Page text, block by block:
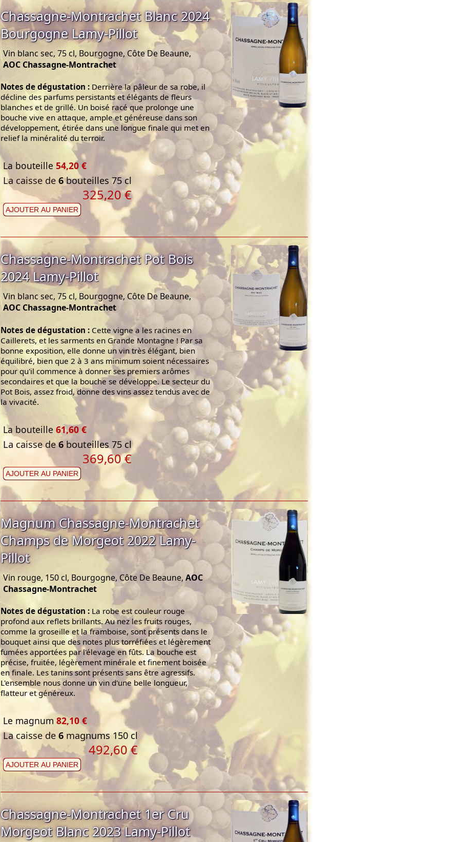
Chassagne-Montrachet Blanc 2024
Bourgogne Lamy-Pillot
Vin blanc sec, 75 cl, Bourgogne, Côte De Beaune,
AOC Chassagne-Montrachet
Notes de dégustation : Derrière la pâleur de sa robe, il
décline des parfums persistants et élégants de fleurs
blanches et de grillé. Un boisé racé que prolonge une
bouche vive en attaque, ample et généreuse dans son
développement, étirée dans une longue finale qui met en
relief la minéralité du terroir.
La bouteille 54,20 €
La caisse de 6bouteilles 75 cl
325,20 €
AJOUTER AU PANIER
Chassagne-Montrachet Pot Bois
2024 Lamy-Pillot
Vin blanc sec, 75 cl, Bourgogne, Côte De Beaune,
AOC Chassagne-Montrachet
Notes de dégustation : Cette vigne a les racines en
Caillerets, et les sarments en Grande Montagne ! Par sa
bonne exposition, elle donne un vin très élégant, bien
équilibré, bien que 2 à 3 ans minimum soient nécessaires
pour qu'il commence à donner ses premiers arômes
secondaires et que la bouche se développe. Le secteur du
Pot Bois, assez froid, donne des vins assez tendus avec de
la vivacité.
La bouteille 61,60 €
La caisse de6 bouteilles 75 cl
369,60 €
AJOUTER AU PANIER
Magnum Chassagne-Montrachet
Champs de Morgeot 2022 Lamy-
Pillot
Vin rouge, 150 cl, Bourgogne, Côte De Beaune, AOC
Chassagne-Montrachet
Notes de dégustation : La robe est couleur rouge
profond aux reflets brillants. Au nez les fruits rouges,
comme la groseille et la framboise, sont présents dans le
bouquet ainsi que des notes plus torréfiées et légèrement
fumées apportées par l'élevage en fûts. La bouche est
précise, fruitée, légèrement minérale et finement boisée
en finale. Les tanins sont présents sans être agressifs.
L'ensemble nous donne un vin d'une belle longueur,
flatteur et généreux.
Le magnum 82,10 €
La caisse de 6 magnums 150 cl
492,60 €
AJOUTER AU PANIER
Chassagne-Montrachet 1er Cru
Morgeot Blanc 2023 Lamy-Pillot